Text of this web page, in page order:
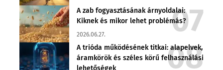
A zab fogyasztásának árnyoldalai:
Kiknek és mikor lehet problémás?
2026.06.27.
A trióda működésének titkai: alapelvek,
áramkörök és széles körű felhasználási
lehetőségek